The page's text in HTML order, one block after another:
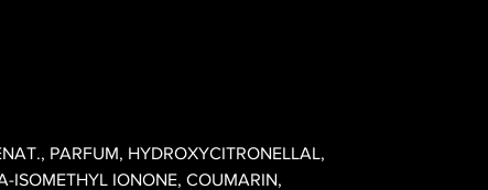
PARFUM, HYDROXYCITRONELLAL,
ISOMETHYL IONONE, COUMARIN,